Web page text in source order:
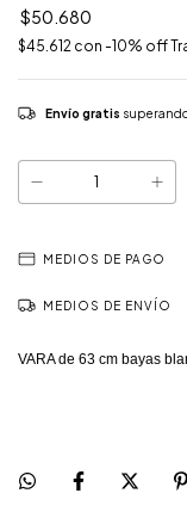
$50.680
$45.612 con -10% off
Envío gratis
MEDIOS DE PAGO
MEDIOS DE ENVÍO
VARA de 63 cm bayas